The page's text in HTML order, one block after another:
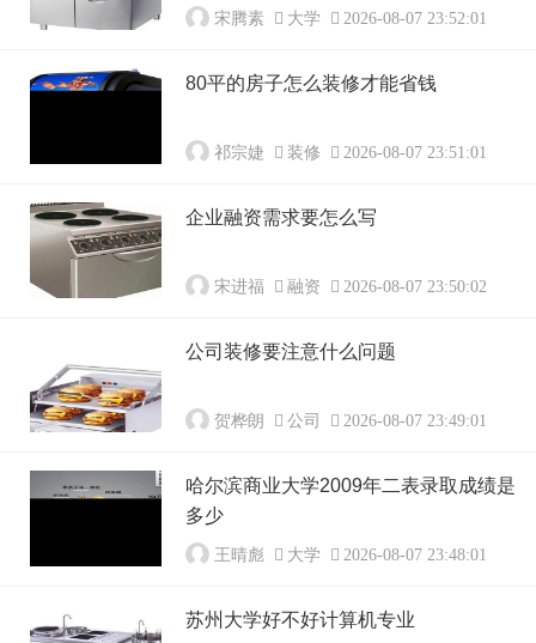
宋腾素 大学 2026-08-07 23:52:01
80平的房子怎么装修才能省钱
祁宗婕 装修 2026-08-07 23:51:01
企业融资需求要怎么写
宋进福 融资 2026-08-07 23:50:02
公司装修要注意什么问题
贺桦朗 公司 2026-08-07 23:49:01
哈尔滨商业大学2009年二表录取成绩是
多少
王晴彪 大学 2026-08-07 23:48:01
苏州大学好不好计算机专业